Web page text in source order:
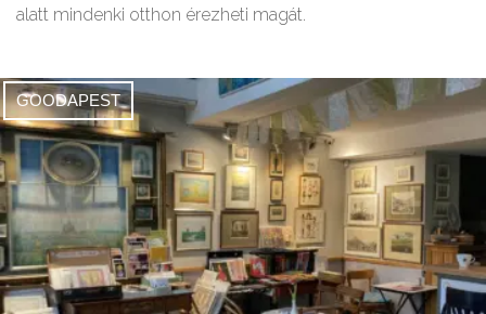
alatt mindenki otthon érezheti magát.
GOODAPEST